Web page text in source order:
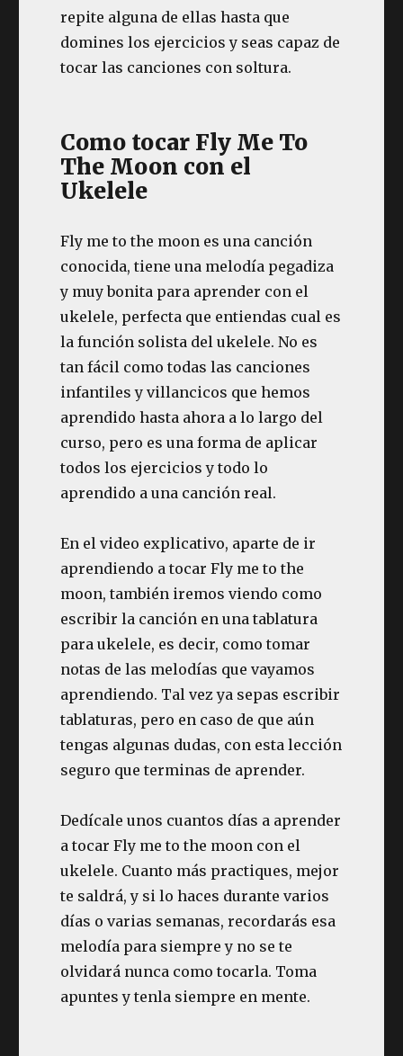
repite alguna de ellas hasta que
domines los ejercicios y seas capaz de
tocar las canciones con soltura.
Como tocar Fly Me To
The Moon con el
Ukelele
Fly me to the moon es una canción
conocida, tiene una melodía pegadiza
y muy bonita para aprender con el
ukelele, perfecta que entiendas cual es
la función solista del ukelele. No es
tan fácil como todas las canciones
infantiles y villancicos que hemos
aprendido hasta ahora a lo largo del
curso, pero es una forma de aplicar
todos los ejercicios y todo lo
aprendido a una canción real.
En el video explicativo, aparte de ir
aprendiendo a tocar Fly me to the
moon, también iremos viendo como
escribir la canción en una tablatura
para ukelele, es decir, como tomar
notas de las melodías que vayamos
aprendiendo. Tal vez ya sepas escribir
tablaturas, pero en caso de que aún
tengas algunas dudas, con esta lección
seguro que terminas de aprender.
Dedícale unos cuantos días a aprender
a tocar Fly me to the moon con el
ukelele. Cuanto más practiques, mejor
te saldrá, y si lo haces durante varios
días o varias semanas, recordarás esa
melodía para siempre y no se te
olvidará nunca como tocarla. Toma
apuntes y tenla siempre en mente.